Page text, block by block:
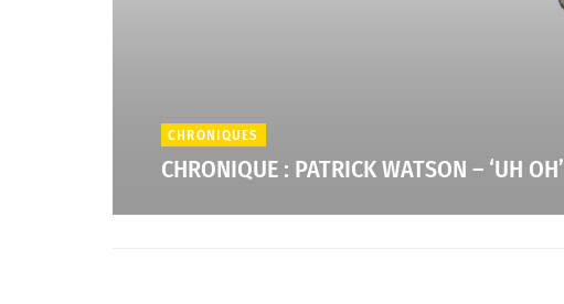
CHRONIQUES
CHRONIQUE : PATRICK WATSON – ‘UH OH’